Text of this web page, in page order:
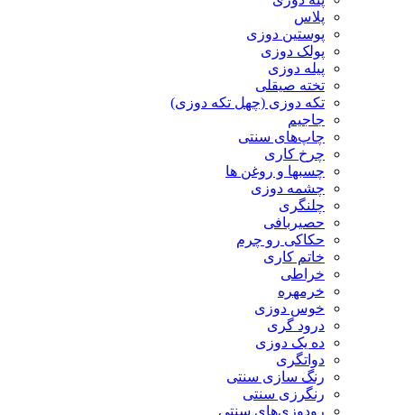
پلاس
پوستین دوزی
پولک دوزی
پیله دوزی
تخته صیقلی
تکه دوزی (چهل تکه دوزی)
جاجیم
چاپ‌های سنتی
چرخ کاری
چسبها و روغن ها
چشمه دوزی
چلنگری
حصیربافی
حکاکی رو چرم
خاتم کاری
خراطی
خرمهره
خوس دوزی
درود گری
ده یک دوزی
دواتگری
رنگ سازی سنتی
رنگرزی سنتی
رودوزی‌های سنتی